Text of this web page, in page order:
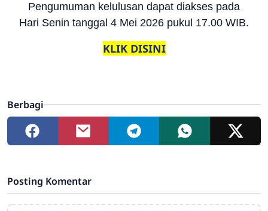
Pengumuman kelulusan dapat diakses pada
Hari Senin tanggal 4 Mei 2026 pukul 17.00 WIB.
KLIK DISINI
Berbagi
Posting Komentar